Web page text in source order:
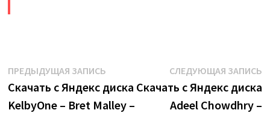
Навигация
по
ПРЕДЫДУЩАЯ ЗАПИСЬПредыдущая
запись:
Скачать с Яндекс диска
KelbyOne – Bret Malley –
СЛЕДУЮЩАЯ ЗАПИСЬ
Скачать с Яндекс диска
Adeel Chowdhry –